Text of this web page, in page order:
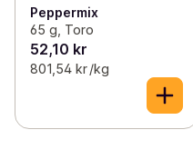
Peppermix
65 g, Toro
52,10 kr
801,54 kr /kg